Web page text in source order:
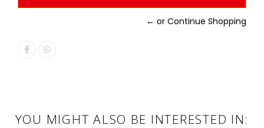
← or Continue Shopping
YOU MIGHT ALSO BE INTERESTED IN: